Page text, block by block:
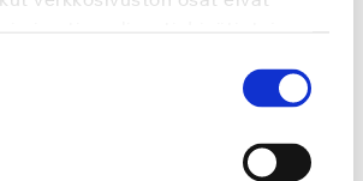
Yksikköhinta: 1,9780 EUR
Yksikköhinta: 1,9500 EUR